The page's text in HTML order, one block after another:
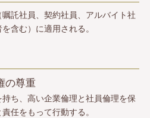
託社員、契約社員、アルバイト社
含む）に適用される。
の尊重
持ち、高い企業倫理と社員倫理を保
任をもって行動する。